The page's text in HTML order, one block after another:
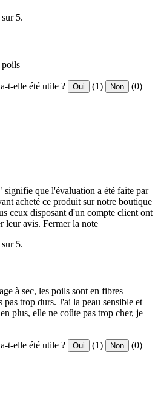
5.
poils
t-elle été utile ? Oui (1) Non (0)
que l'évaluation a été faite par
acheté ce produit sur notre boutique
ceux disposant d'un compte client ont
leur avis. Fermer la note
5.
à sec, les poils sont en fibres
pas trop durs. J'ai la peau sensible et
plus, elle ne coûte pas trop cher, je
t-elle été utile ? Oui (1) Non (0)